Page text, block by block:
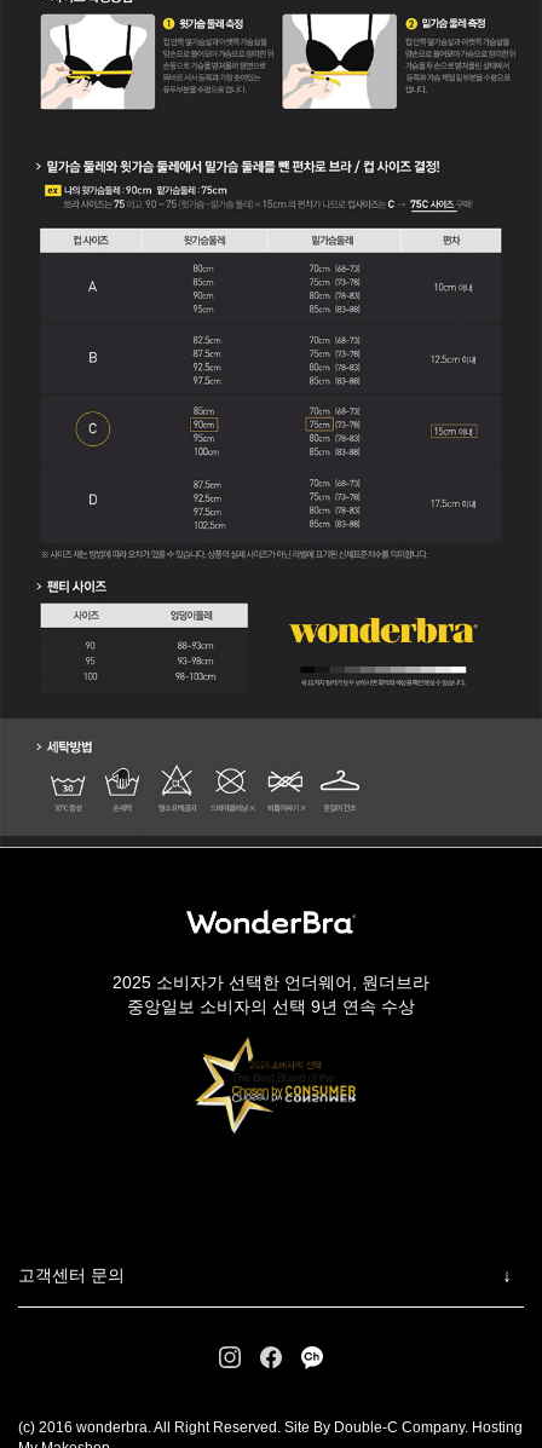
2025 소비자가 선택한 언더웨어, 원더브라
중앙일보 소비자의 선택 9년 연속 수상
고객센터 문의
(c) 2016 wonderbra. All Right Reserved. Site By Double-C Company. Hosting